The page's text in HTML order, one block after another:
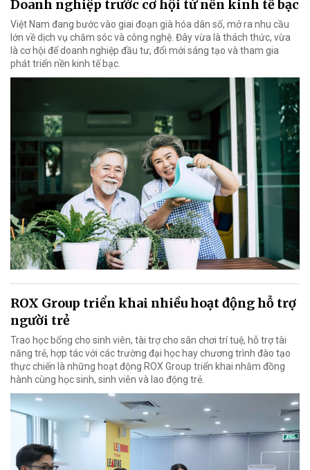
Doanh nghiệp trước cơ hội từ nền kinh tế bạc
Việt Nam đang bước vào giai đoạn già hóa dân số, mở ra nhu cầu
lớn về dịch vụ chăm sóc và công nghệ. Đây vừa là thách thức, vừa
là cơ hội để doanh nghiệp đầu tư, đổi mới sáng tạo và tham gia
phát triển nền kinh tế bạc.
ROX Group triển khai nhiều hoạt động hỗ trợ
người trẻ
Trao học bổng cho sinh viên, tài trợ cho sân chơi trí tuệ, hỗ trợ tài
năng trẻ, hợp tác với các trường đại học hay chương trình đào tạo
thực chiến là những hoạt động ROX Group triển khai nhằm đồng
hành cùng học sinh, sinh viên và lao động trẻ.